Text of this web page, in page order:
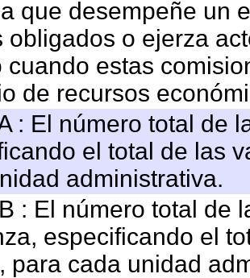
que desempeñe un
obligados o ejerza
cuando estas
de recursos
: El número total de
el total de las
administrativa.
: El número total de
especificando el
para cada unidad